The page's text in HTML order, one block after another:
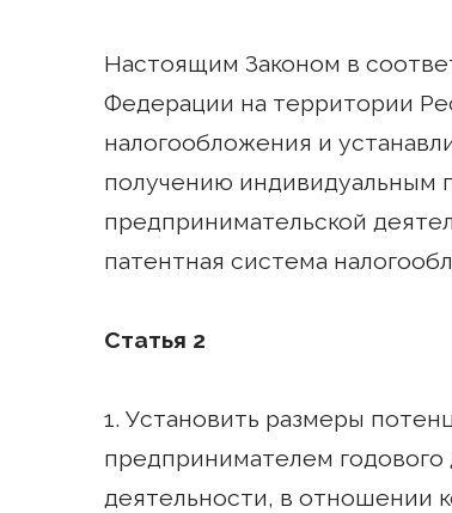
Настоящим Законом в
Федерации на территории
налогообложения и
получению индивидуальным
предпринимательской
патентная система
Статья 2
1. Установить размеры
предпринимателем
деятельности, в отношении